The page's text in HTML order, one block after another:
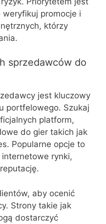
promocje i
którzy
sprzedawców do
jest kluczowy
portfelowego. Szukaj
platform,
do gier takich jak
Popularne opcje to
rynki,
aby ocenić
Strony takie jak
dostarczyć